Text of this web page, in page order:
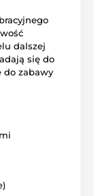
dalszej
się do
do zabawy